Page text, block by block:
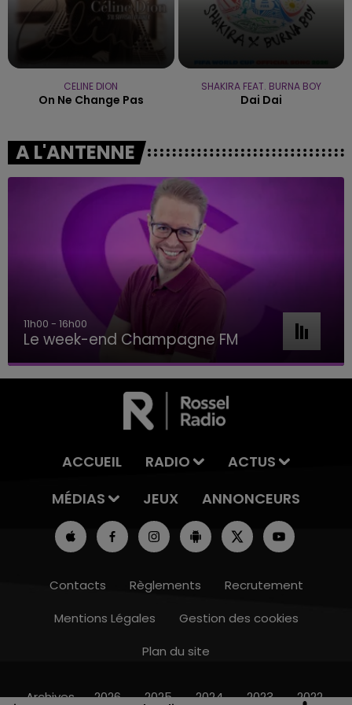
CELINE DION
On Ne Change Pas
SHAKIRA FEAT. BURNA BOY
Dai Dai
A L'ANTENNE
11h00 - 16h00
Le week-end Champagne FM
ACCUEIL RADIO
ACTUS
MÉDIAS
JEUX ANNONCEURS
Contacts Règlements
Recrutement
Mentions Légales
Gestion des cookies
Plan du site
Archives 2026 2025 2024 2023 2022